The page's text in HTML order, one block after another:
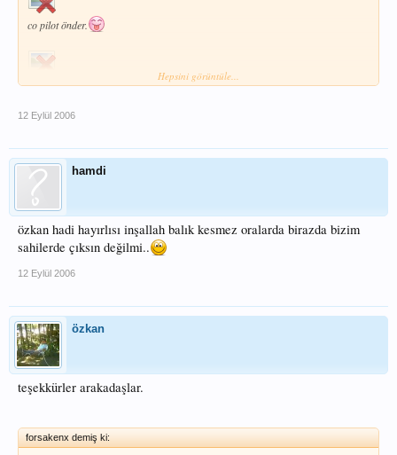
co pilot önder.
Hepsini görüntüle...
12 Eylül 2006
hamdi
özkan hadi hayırlısı inşallah balık kesmez oralarda birazda bizim
sahilerde çıksın değilmi..
12 Eylül 2006
özkan
teşekkürler arakadaşlar.
forsakenx demiş ki: